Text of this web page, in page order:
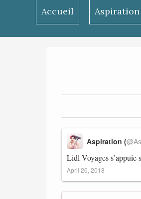
Accueil Aspiration
Lidl Voyages s’appuie
Aspiration (
April 26, 2018